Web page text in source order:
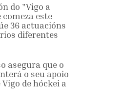
do "Vigo a
comeza este
36 actuacións
diferentes
asegura que o
o seu apoio
Vigo de hóckei a